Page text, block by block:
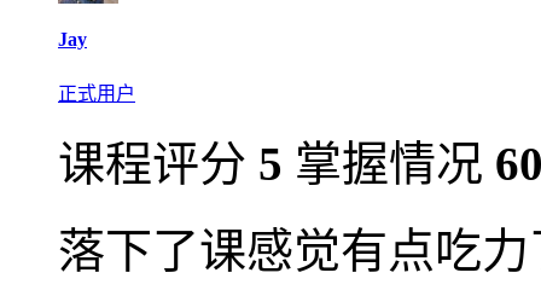
Jay
正式用户
课程评分 5 掌握情况
落下了课感觉有点吃